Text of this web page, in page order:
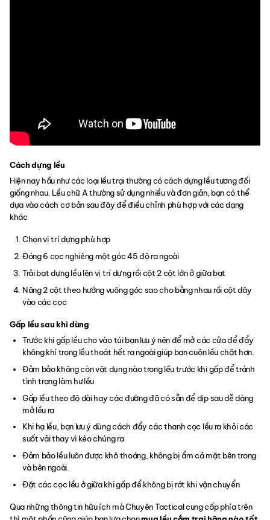
Cách dựng lều
Hiện nay hầu như các loại lều trại thường có cách dựng lều tương đối
giống nhau. Lều chữ A thường sử dụng nhiều và đơn giản, bạn có thể
dựa vào cách cơ bản sau đây để điều chỉnh phù hợp với các dạng
khác
Chọn vị trí dựng phù hợp
Đóng 6 cọc nghiêng một góc 45 độ ra ngoài
Trải bạt dựng lều lên vị trí dựng rồi cột 2 cột lớn ở giữa bạt
Nâng 2 cột theo hướng vuông góc sao cho bằng nhau rồi cột dây
vào các cọc
Gấp lều sau khi dùng
Trước khi gấp lều cho vào túi bạn lưu ý nên để mở các cửa để đẩy
không khí trong lều thoát hết ra ngoài giúp bạn cuộn lều chặt hơn.
Đảm bảo không còn vật dụng nào trong lều trước khi gấp để tránh
tình trạng làm hư lều
Gấp lều theo độ dài hay các đường đã có sẵn để dịp sau dễ dàng
mở lều ra
Khi hạ lều, bạn lưu ý dùng cách đẩy các thanh cọc lều ra khỏi các
suốt vải thay vì kéo chúng ra
Đảm bảo lều luôn được khô thoáng, không bị ẩm cả mặt bên trong
và bên ngoài.
Đặt các cọc lều ở giữa khi gấp để không bị rớt khi vận chuyển
Qua những thông tin hữu ích mà Chuyên Tactical cung cấp phía trên